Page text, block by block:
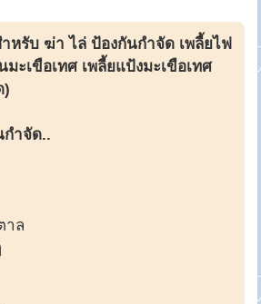
หรับ ฆ่า ไล่ ป้องกันกำจัด เพลี้ยไฟ
มะเขือเทศ เพลี้ยแป้งมะเขือเทศ
)
ำจัด..
าล